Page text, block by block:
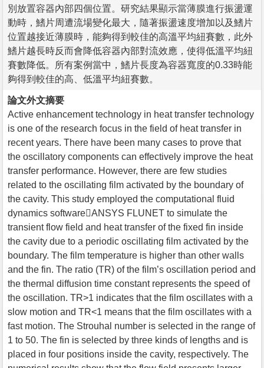
別放置容器內部四個位置。研究結果顯示當薄膜進行振盪運
動時，鰭片周遭流場變化最大，隨著振盪速度增加以及鰭片
位置越接近薄膜時，能夠得到較佳的高溫平均紐賽數，此外
鰭片越長時反而會降低容器內部對流效應，使得低溫平均紐
賽數降低。所有案例當中，鰭片長度為容器寬度的0.33時能
夠得到較佳的高、低溫平均紐賽數。
論文外文摘要
Active enhancement technology in heat transfer technology
is one of the research focus in the field of heat transfer in
recent years. There have been many cases to prove that
the oscillatory components can effectively improve the heat
transfer performance. However, there are few studies
related to the oscillating film activated by the boundary of
the cavity. This study employed the computational fluid
dynamics softwareANSYS FLUNET to simulate the
transient flow field and heat transfer of the fixed fin inside
the cavity due to a periodic oscillating film activated by the
boundary. The film temperature is higher than other walls
and the fin. The ratio (TR) of the film’s oscillation period and
the thermal diffusion time constant represents the speed of
the oscillation. TR>1 indicates that the film oscillates with a
slow motion and TR<1 means that the film oscillates with a
fast motion. The Strouhal number is selected in the range of
1 to 50. The fin is selected by three kinds of lengths and is
placed in four positions inside the cavity, respectively. The